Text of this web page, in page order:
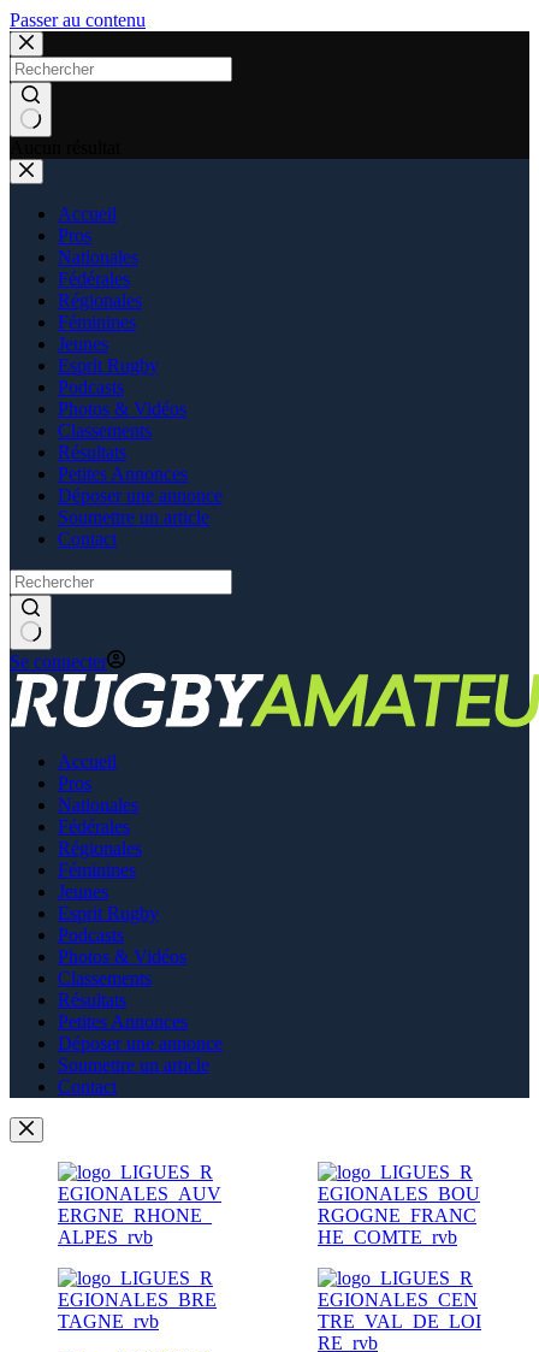
Passer au contenu
Accueil
Pros
Nationales
Fédérales
Régionales
Féminines
Jeunes
Esprit Rugby
Podcasts
Photos & Vidéos
Classements
Résultats
Petites Annonces
Déposer une annonce
Soumettre un article
Contact
Se connecter
Accueil
Pros
Nationales
Fédérales
Régionales
Féminines
Jeunes
Esprit Rugby
Podcasts
Photos & Vidéos
Classements
Résultats
Petites Annonces
Déposer une annonce
Soumettre un article
Contact